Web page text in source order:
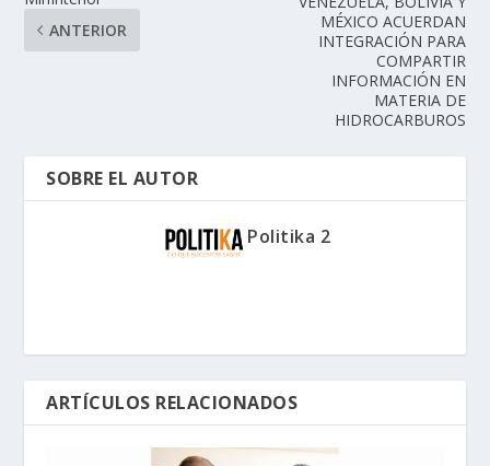
ANTERIOR
MÉXICO ACUERDAN
INTEGRACIÓN PARA
COMPARTIR
INFORMACIÓN EN
MATERIA DE
HIDROCARBUROS
SOBRE EL AUTOR
Politika 2
ARTÍCULOS RELACIONADOS